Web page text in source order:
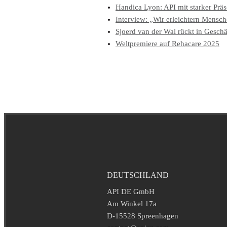
Handica Lyon: API mit starker
Interview: „Wir erleichtern
Sjoerd van der Wal rückt in
Weltpremiere auf Rehacare 2025
DEUTSCHLAND
API DE GmbH
Am Winkel 17a
D-15528 Spreenhagen